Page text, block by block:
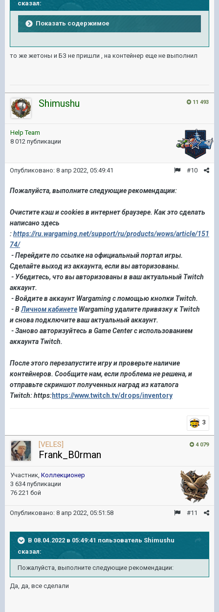
сказал:
Показать содержимое
то же жетоны и БЗ не пришли , на контейнер еще не выполнил
11 493
Shimushu
Help Team
8 012 публикации
#10
Опубликовано: 8 апр 2022, 05:49:41
Пожалуйста, выполните следующие рекомендации:
Очистите кэш и cookies в интернет браузере. Как это сделать
написано здесь
:https://ru.wargaming.net/support/ru/products/wows/article/151
74/
- Перейдите по ссылке на официальный портал игры.
Сделайте выход из аккаунта, если вы авторизованы.
- Убедитесь, что вы авторизованы в ваш актуальный Twitch
аккаунт.
- Войдите в аккаунт Wargaming с помощью кнопки Twitch.
- ВЛичном кабинете Wargaming удалите привязку к Twitch
иснова подключите ваш актуальный аккаунт.
- Заново авторизуйтесь в Game Center с использованием
аккаунта Twitch.
После этого перезапустите игру и проверьте наличие
контейнеров. Сообщите нам, еслипроблема нерешена, и
отправьте скриншот полученных наград из каталога
Twitch: https:https://www.twitch.tv/drops/inventory
3
4 079
[VELES]
Frank_B0rman
Участник, Коллекционер
3 634 публикации
76 221 бой
#11
Опубликовано: 8 апр 2022, 05:51:58
В 08.04.2022 в 05:49:41 пользователь Shimushu
сказал:
Пожалуйста выполните следующие рекомендации:
Да, да, все сделали